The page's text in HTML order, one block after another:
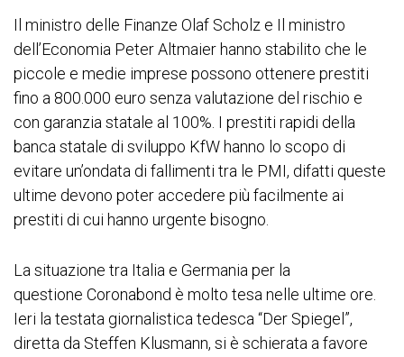
Il ministro delle Finanze Olaf Scholz e Il ministro
dell’Economia Peter Altmaier hanno stabilito che le
piccole e medie imprese possono ottenere prestiti
fino a 800.000 euro senza valutazione del rischio e
con garanzia statale al 100%. I prestiti rapidi della
banca statale di sviluppo KfW hanno lo scopo di
evitare un’ondata di fallimenti tra le PMI, difatti queste
ultime devono poter accedere più facilmente ai
prestiti di cui hanno urgente bisogno.
La situazione tra Italia e Germania per la
questione Coronabond è molto tesa nelle ultime ore.
Ieri la testata giornalistica tedesca “Der Spiegel”,
diretta da Steffen Klusmann, si è schierata a favore